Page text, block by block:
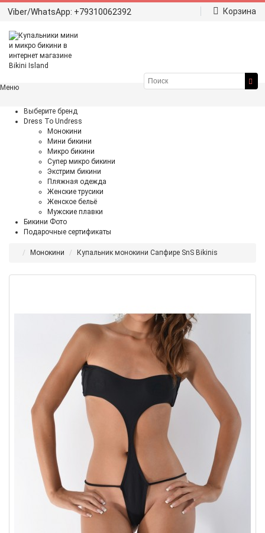
Корзина
Viber/WhatsApp: +79310062392
Меню
Выберите бренд
Dress To Undress
Монокини
Мини бикини
Микро бикини
Супер микро бикини
Экстрим бикини
Пляжная одежда
Женские трусики
Женское бельё
Мужские плавки
Бикини Фото
Подарочные сертификаты
Монокини Купальник монокини Сапфире SnS Bikinis